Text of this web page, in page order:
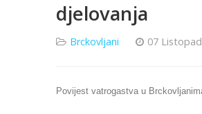
djelovanja
Brckovljani 07
Povijest vatrogastva u